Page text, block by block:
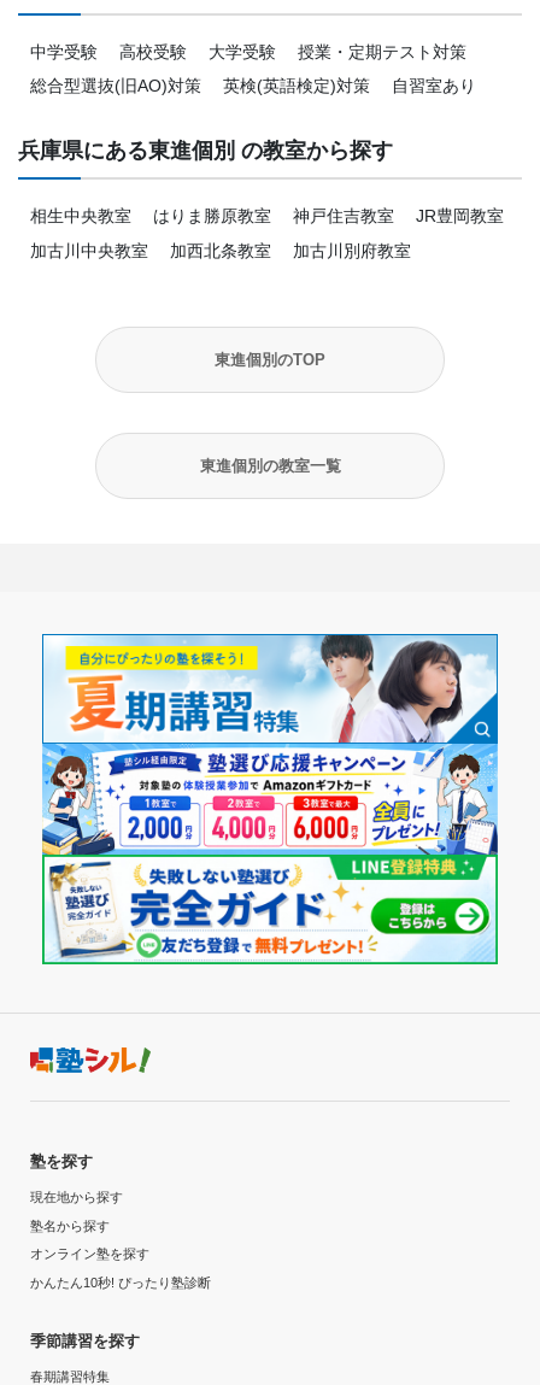
中学受験 高校受験 大学受験
授業・定期テスト対策
総合型選抜(旧AO)対策
英検(英語検定)対策 自習室あり
兵庫県にある東進個別 の教室から探す
相生中央教室 はりま勝原教室 神戸住吉教室
JR豊岡教室
加古川中央教室
加西北条教室 加古川別府教室
東進個別のTOP
東進個別の教室一覧
塾を探す
現在地から探す
塾名から探す
オンライン塾を探す
かんたん10秒! ぴったり塾診断
季節講習を探す
春期講習特集